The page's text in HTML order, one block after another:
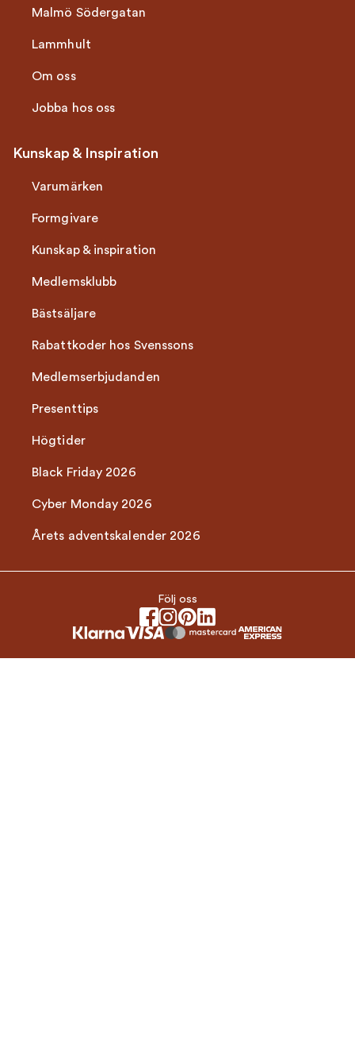
Malmö Södergatan
Lammhult
Om oss
Jobba hos oss
Kunskap & Inspiration
Varumärken
Formgivare
Kunskap & inspiration
Medlemsklubb
Bästsäljare
Rabattkoder hos Svenssons
Medlemserbjudanden
Presenttips
Högtider
Black Friday 2026
Cyber Monday 2026
Årets adventskalender 2026
Följ oss